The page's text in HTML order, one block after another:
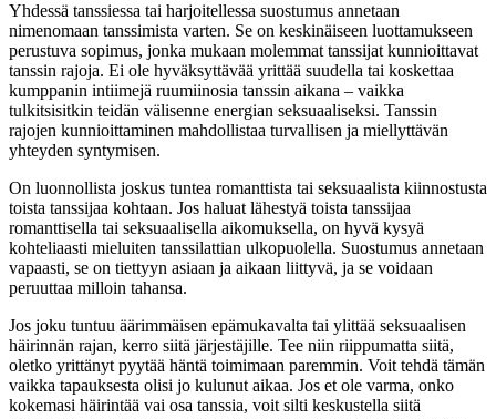
Yhdessä tanssiessa tai harjoitellessa suostumus annetaan
nimenomaan tanssimista varten. Se on keskinäiseen luottamukseen
perustuva sopimus, jonka mukaan molemmat tanssijat kunnioittavat
tanssin rajoja. Ei ole hyväksyttävää yrittää suudella tai koskettaa
kumppanin intiimejä ruumiinosia tanssin aikana – vaikka
tulkitsisitkin teidän välisenne energian seksuaaliseksi. Tanssin
rajojen kunnioittaminen mahdollistaa turvallisen ja miellyttävän
yhteyden syntymisen.
On luonnollista joskus tuntea romanttista tai seksuaalista kiinnostusta
toista tanssijaa kohtaan. Jos haluat lähestyä toista tanssijaa
romanttisella tai seksuaalisella aikomuksella, on hyvä kysyä
kohteliaasti mieluiten tanssilattian ulkopuolella. Suostumus annetaan
vapaasti, se on tiettyyn asiaan ja aikaan liittyvä, ja se voidaan
peruuttaa milloin tahansa.
Jos joku tuntuu äärimmäisen epämukavalta tai ylittää seksuaalisen
häirinnän rajan, kerro siitä järjestäjille. Tee niin riippumatta siitä,
oletko yrittänyt pyytää häntä toimimaan paremmin. Voit tehdä tämän
vaikka tapauksesta olisi jo kulunut aikaa. Jos et ole varma, onko
kokemasi häirintää vai osa tanssia, voit silti keskustella siitä